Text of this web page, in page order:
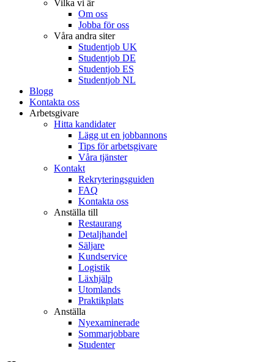
Vilka vi är
Om oss
Jobba för oss
Våra andra siter
Studentjob UK
Studentjob DE
Studentjob ES
Studentjob NL
Blogg
Kontakta oss
Arbetsgivare
Hitta kandidater
Lägg ut en jobbannons
Tips för arbetsgivare
Våra tjänster
Kontakt
Rekryteringsguiden
FAQ
Kontakta oss
Anställa till
Restaurang
Detaljhandel
Säljare
Kundservice
Logistik
Läxhjälp
Utomlands
Praktikplats
Anställa
Nyexaminerade
Sommarjobbare
Studenter